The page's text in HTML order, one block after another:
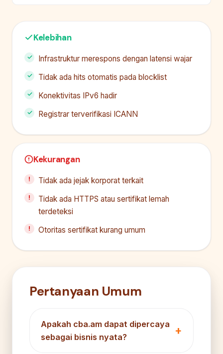
Kelebihan
Infrastruktur merespons dengan latensi wajar
Tidak ada hits otomatis pada blocklist
Konektivitas IPv6 hadir
Registrar terverifikasi ICANN
Kekurangan
Tidak ada jejak korporat terkait
Tidak ada HTTPS atau sertifikat lemah
terdeteksi
Otoritas sertifikat kurang umum
Pertanyaan Umum
Apakah cba.am dapat dipercaya
sebagai bisnis nyata?